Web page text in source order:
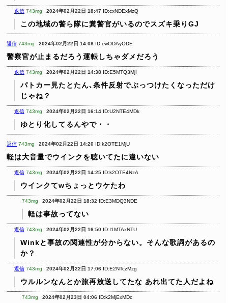
返信 743mg 2024年02月22日 18:47 ID:cxNDExMzQ
この地域の警ら隊に糞警官がいるのでスズキ乗りGJ
返信 743mg 2024年02月22日 14:08 ID:cwODAyODE
警察官が止まるだろう運転しちゃダメだろう
返信 743mg 2024年02月22日 14:38 ID:E5MTQ3MjI
パトカー見たとたん､条件反射でぶっつけたくなっただけ
じゃね？
返信 743mg 2024年02月22日 16:14 ID:U2NTE4MDk
ゆとり化してるんやで・・
返信 743mg 2024年02月22日 14:20 ID:k2OTE1MjU
軽は大音量でウインクを聴いてたに違いない
返信 743mg 2024年02月22日 14:25 ID:k2OTE4NzA
ウインクてwちょっとウケたわ
743mg 2024年02月22日 18:32 ID:E3MDQ3NDE
軽は事故ってない
返信 743mg 2024年02月22日 16:50 ID:I1MTAxNTU
Winkと事故の関連性が分からない。そんな歌詞があるの
か？
返信 743mg 2024年02月22日 17:06 ID:E2NTczMzg
ウルルンなんとか旅再放送してたな あれ出てた人だよね
743mg 2024年02月23日 04:06 ID:k2MjExMDc